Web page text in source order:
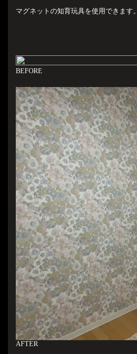
マグネットの知育玩具を使用できます。
BEFORE
AFTER